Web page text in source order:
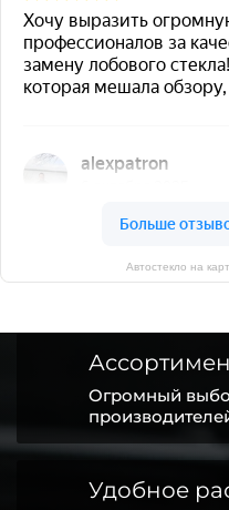
Автостекло на
Огромный
Удобное